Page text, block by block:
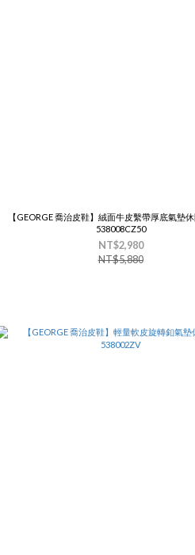
【GEORGE 喬治皮鞋】絨面牛皮繫帶厚底氣墊
538008CZ50
NT$2,980
NT$5,880